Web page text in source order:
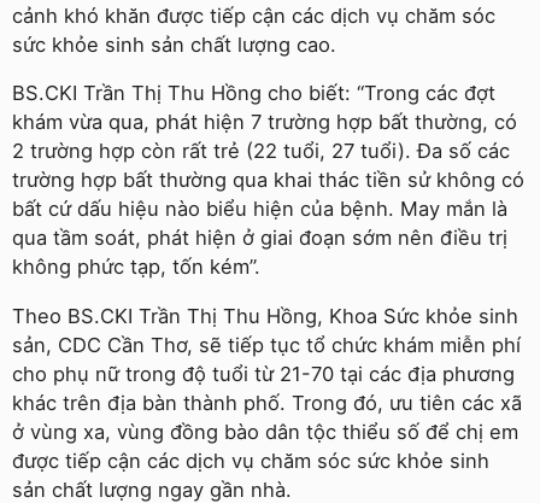
cảnh khó khăn được tiếp cận các dịch vụ chăm sóc
sức khỏe sinh sản chất lượng cao.
BS.CKI Trần Thị Thu Hồng cho biết: “Trong các đợt
khám vừa qua, phát hiện 7 trường hợp bất thường, có
2 trường hợp còn rất trẻ (22 tuổi, 27 tuổi). Đa số các
trường hợp bất thường qua khai thác tiền sử không có
bất cứ dấu hiệu nào biểu hiện của bệnh. May mắn là
qua tầm soát, phát hiện ở giai đoạn sớm nên điều trị
không phức tạp, tốn kém”.
Theo BS.CKI Trần Thị Thu Hồng, Khoa Sức khỏe sinh
sản, CDC Cần Thơ, sẽ tiếp tục tổ chức khám miễn phí
cho phụ nữ trong độ tuổi từ 21-70 tại các địa phương
khác trên địa bàn thành phố. Trong đó, ưu tiên các xã
ở vùng xa, vùng đồng bào dân tộc thiểu số để chị em
được tiếp cận các dịch vụ chăm sóc sức khỏe sinh
sản chất lượng ngay gần nhà.